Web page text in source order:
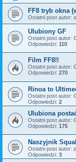
FF8 tryb okna
Ostatni post autor:
Ulubiony GF
Ostatni post autor:
Odpowiedzi: 110
Film FF8!!
Ostatni post autor:
Odpowiedzi: 270
Rinoa to
Ostatni post autor:
Odpowiedzi: 2
Ulubiona
Ostatni post autor:
Odpowiedzi: 175
Naszyjnik
Ostatni post autor:
Odpowiedzi: 3